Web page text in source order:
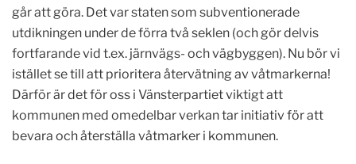
går att göra. Det var staten som subventionerade
utdikningen under de förra två seklen (och gör delvis
fortfarande vid t.ex. järnvägs- och vägbyggen). Nu bör vi
istället se till att prioritera återvätning av våtmarkerna!
Därför är det för oss i Vänsterpartiet viktigt att
kommunen med omedelbar verkan tar initiativ för att
bevara och återställa våtmarker i kommunen.